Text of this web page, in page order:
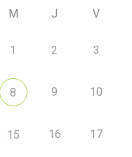
M J V
1 2 3
8 9 10
15 16 17